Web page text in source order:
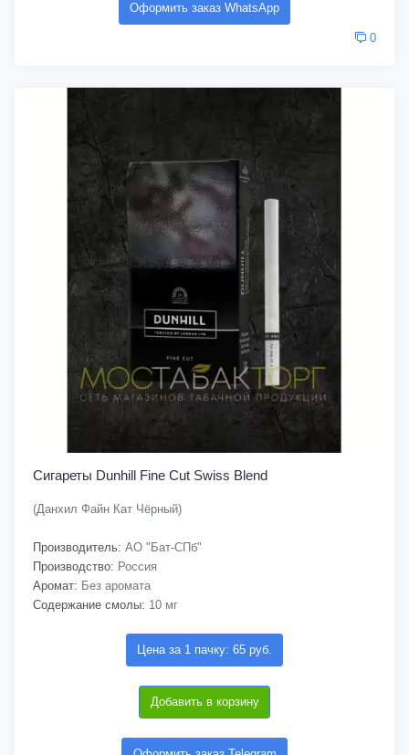
Оформить заказ WhatsApp
0
Сигареты Dunhill Fine Cut Swiss Blend
(Данхил Файн Кат Чёрный)
Производитель: АО "Бат-СПб"
Производство: Россия
Аромат: Без аромата
Содержание смолы: 10 мг
Цена за 1 пачку: 65 руб.
Добавить в корзину